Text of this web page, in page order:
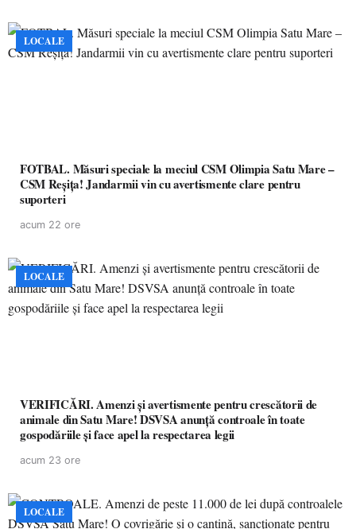
LOCALE
FOTBAL. Măsuri speciale la meciul CSM Olimpia Satu Mare –
CSM Reșița! Jandarmii vin cu avertismente clare pentru
suporteri
acum 22 ore
LOCALE
VERIFICĂRI. Amenzi și avertismente pentru crescătorii de
animale din Satu Mare! DSVSA anunță controale în toate
gospodăriile și face apel la respectarea legii
acum 23 ore
LOCALE